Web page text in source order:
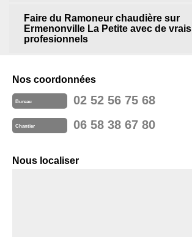
Faire du Ramoneur chaudière sur
Ermenonville La Petite avec de vrais
profesionnels
Nos coordonnées
Bureau 02 52 56 75 68
Chantier 06 58 38 67 80
Nous localiser